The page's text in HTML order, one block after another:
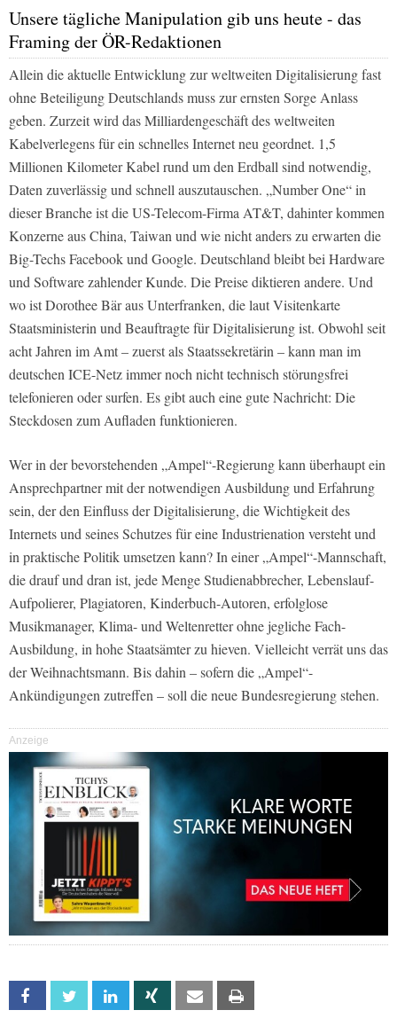
Unsere tägliche Manipulation gib uns heute - das
Framing der ÖR-Redaktionen
Allein die aktuelle Entwicklung zur weltweiten Digitalisierung fast
ohne Beteiligung Deutschlands muss zur ernsten Sorge Anlass
geben. Zurzeit wird das Milliardengeschäft des weltweiten
Kabelverlegens für ein schnelles Internet neu geordnet. 1,5
Millionen Kilometer Kabel rund um den Erdball sind notwendig,
Daten zuverlässig und schnell auszutauschen. „Number One“ in
dieser Branche ist die US-Telecom-Firma AT&T, dahinter kommen
Konzerne aus China, Taiwan und wie nicht anders zu erwarten die
Big-Techs Facebook und Google. Deutschland bleibt bei Hardware
und Software zahlender Kunde. Die Preise diktieren andere. Und
wo ist Dorothee Bär aus Unterfranken, die laut Visitenkarte
Staatsministerin und Beauftragte für Digitalisierung ist. Obwohl seit
acht Jahren im Amt – zuerst als Staatssekretärin – kann man im
deutschen ICE-Netz immer noch nicht technisch störungsfrei
telefonieren oder surfen. Es gibt auch eine gute Nachricht: Die
Steckdosen zum Aufladen funktionieren.
Wer in der bevorstehenden „Ampel“-Regierung kann überhaupt ein
Ansprechpartner mit der notwendigen Ausbildung und Erfahrung
sein, der den Einfluss der Digitalisierung, die Wichtigkeit des
Internets und seines Schutzes für eine Industrienation versteht und
in praktische Politik umsetzen kann? In einer „Ampel“-Mannschaft,
die drauf und dran ist, jede Menge Studienabbrecher, Lebenslauf-
Aufpolierer, Plagiatoren, Kinderbuch-Autoren, erfolglose
Musikmanager, Klima- und Weltenretter ohne jegliche Fach-
Ausbildung, in hohe Staatsämter zu hieven. Vielleicht verrät uns das
der Weihnachtsmann. Bis dahin – sofern die „Ampel“-
Ankündigungen zutreffen – soll die neue Bundesregierung stehen.
Anzeige
Facebook Twitter Linkedin Xing Email